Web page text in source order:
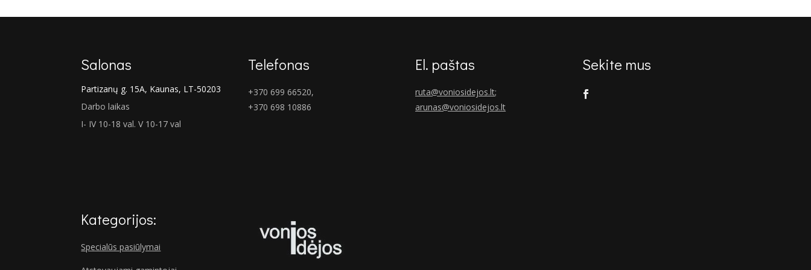
Salonas
Partizanų g. 15A, Kaunas, LT-50203
Darbo laikas
I- IV 10-18 val. V 10-17 val
Telefonas
+370 699 66520,
+370 698 10886
El. paštas
ruta@voniosidejos.lt;
arunas@voniosidejos.lt
Sekite mus
Kategorijos:
Specialūs pasiūlymai